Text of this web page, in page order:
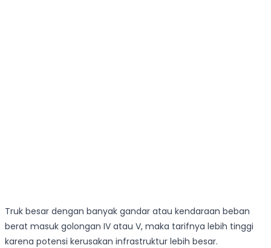
Truk besar dengan banyak gandar atau kendaraan beban
berat masuk golongan IV atau V, maka tarifnya lebih tinggi
karena potensi kerusakan infrastruktur lebih besar.